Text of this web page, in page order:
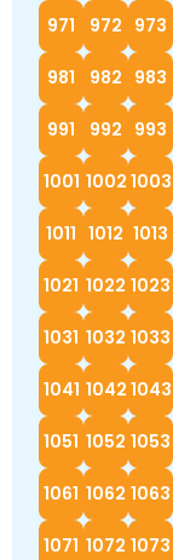
971 972 973
981 982 983
991 992 993
1001 1002 1003
1011 1012 1013
1021 1022 1023
1031 1032 1033
1041 1042 1043
1051 1052 1053
1061 1062 1063
1071 1072 1073